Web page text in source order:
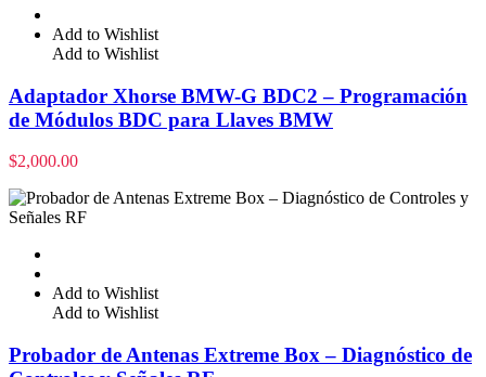
Add to Wishlist
Add to Wishlist
Adaptador Xhorse BMW-G BDC2 – Programación
de Módulos BDC para Llaves BMW
$2,000.00
Add to Wishlist
Add to Wishlist
Probador de Antenas Extreme Box – Diagnóstico de